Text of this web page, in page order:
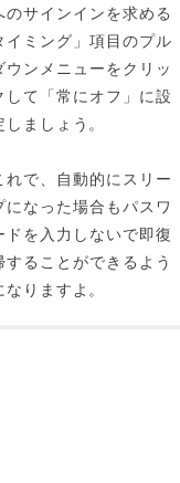
のサインインを求める
イミング」項目のプル
ウンメニューをクリッ
して「常にオフ」に設
しましょう。
れで、自動的にスリー
になった場合もパスワ
ドを入力しないで即復
することができるよう
なりますよ。